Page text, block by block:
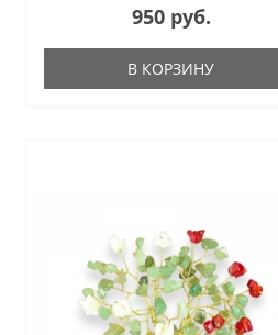
950 руб.
В КОРЗИНУ